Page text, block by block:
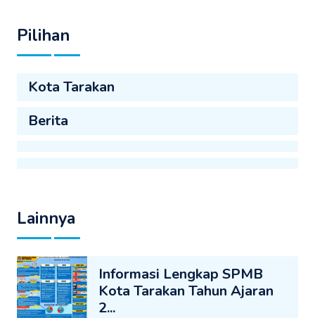
Pilihan
Kota Tarakan
Berita
Lainnya
Informasi Lengkap SPMB
Kota Tarakan Tahun Ajaran
2...